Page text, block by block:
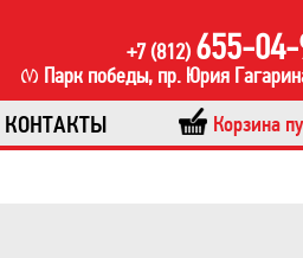
+7 (812) 655-
Парк победы, пр. Юрия
КОНТАКТЫ
Корзина